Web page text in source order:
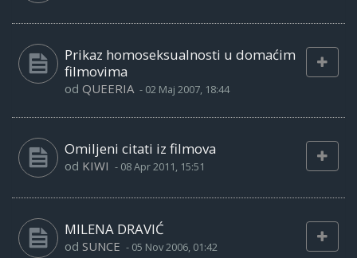
Prikaz homoseksualnosti u domaćim
filmovima
od QUEERIA - 02 Maj 2007, 18:44
Omiljeni citati iz filmova
od KIWI - 08 Apr 2011, 15:51
MILENA DRAVIĆ
od SUNCE - 05 Nov 2006, 01:42